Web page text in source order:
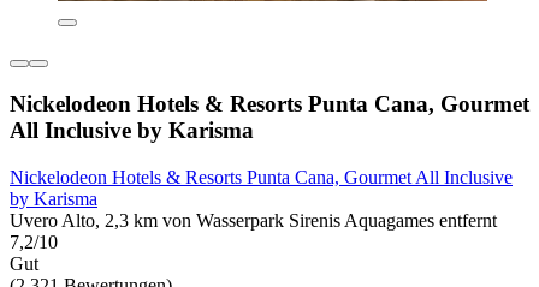
Nickelodeon Hotels & Resorts Punta Cana, Gourmet
All Inclusive by Karisma
Nickelodeon Hotels & Resorts Punta Cana, Gourmet All Inclusive
by Karisma
Uvero Alto, 2,3 km von Wasserpark Sirenis Aquagames entfernt
7,2/10
Gut